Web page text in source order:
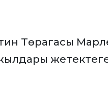
Төрагасы